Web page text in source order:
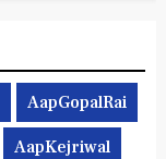
AapGopalRai
AapKejriwal